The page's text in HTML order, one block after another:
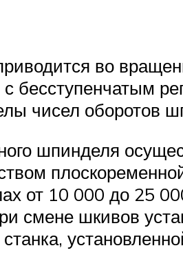
во
бесступенчатым
чисел оборотов
шпинделя
от 10 000 до 25
смене шкивов